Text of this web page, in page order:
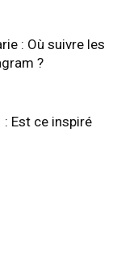
: Où suivre les
?
Est ce inspiré